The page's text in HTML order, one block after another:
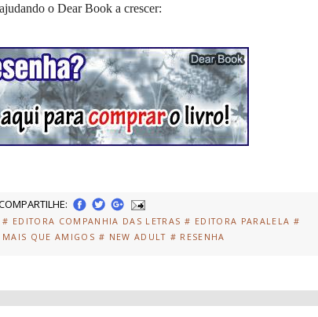
o Dear Book a crescer:
# EDITORA COMPANHIA DAS LETRAS # EDITORA PARALELA #
QUE AMIGOS # NEW ADULT # RESENHA